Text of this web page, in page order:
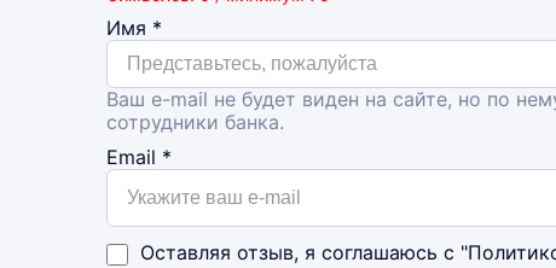
Имя *
Ваш e-mail не будет виден на сайте, но по
сотрудники банка.
Email *
Оставляя отзыв, я соглашаюсь с